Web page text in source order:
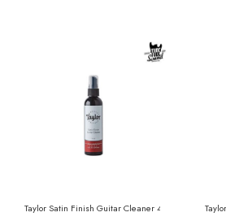
Taylor Satin Finish Guitar Cleaner 4 oz